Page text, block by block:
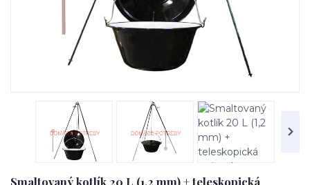
Smaltovaný kotlík 20 L (1,2 mm) + teleskopická